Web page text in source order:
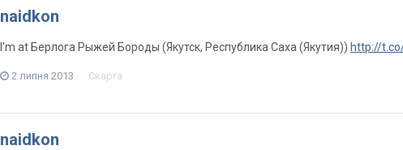
naidkon
I'm at Берлога Рыжей Бороды (Якутск, Республика Саха (Якутия)) http://
2 липня 2013 Скарга
naidkon